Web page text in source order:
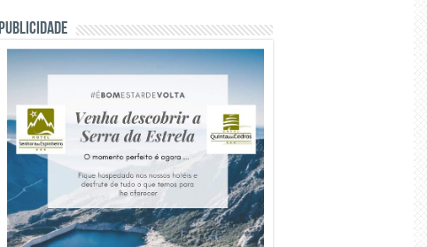
PUBLICIDADE